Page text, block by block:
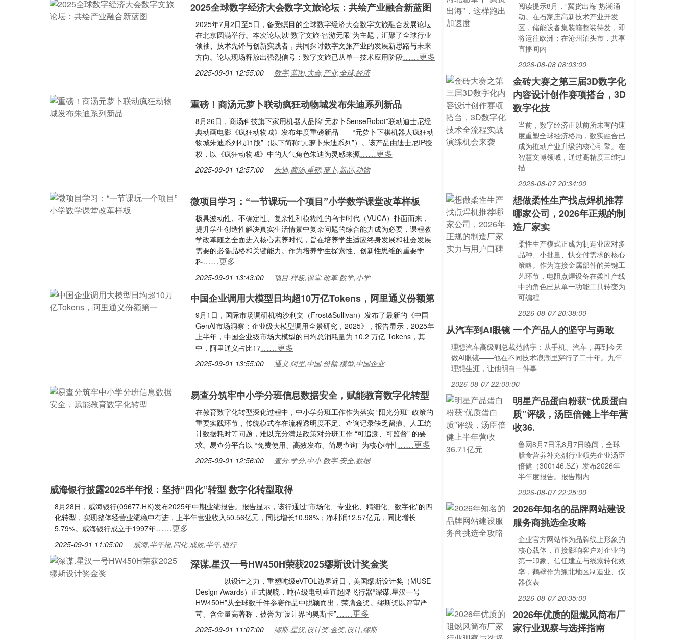
2025全球数字经济大会数字文旅论坛：共绘产业融合新蓝图
2025年7月2日至5日，备受瞩目的全球数字经济大会数字文旅融合发展论坛
在北京圆满举行。本次论坛以“数字文旅·智游无限”为主题，汇聚了全球行业
领袖、技术先锋与创新实践者，共同探讨数字文旅产业的发展新思路与未来
方向。论坛现场释放出强烈信号：数字文旅已从单一技术应用阶段……更多
2025-09-01 12:55:00 数字,蓝图,大会,产业,全球,经济
重磅！商汤元萝卜联动疯狂动物城发布朱迪系列新品
8月26日，商汤科技旗下家用机器人品牌“元萝卜SenseRobot”联动迪士尼经
典动画电影《疯狂动物城》发布年度重磅新品——“元萝卜下棋机器人疯狂动
物城朱迪系列4加1版”（以下简称“元萝卜朱迪系列”）。该产品由迪士尼IP授
权，以《疯狂动物城》中的人气角色朱迪为灵感来源……更多
2025-09-01 12:57:00 朱迪,商汤,重磅,萝卜,新品,动物
微项目学习：“一节课玩一个项目”小学数学课堂改革样板
极具波动性、不确定性、复杂性和模糊性的乌卡时代（VUCA）扑面而来，
提升学生创造性解决真实生活情景中复杂问题的综合能力成为必要，课程教
学改革随之全面进入核心素养时代，旨在培养学生适应终身发展和社会发展
需要的必备品格和关键能力。作为培养学生探索性、创新性思维的重要学
科……更多
2025-09-01 13:43:00 项目,样板,课堂,改革,数学,小学
中国企业调用大模型日均超10万亿Tokens，阿里通义份额第
9月1日，国际市场调研机构沙利文（Frost&Sullivan）发布了最新的《中国
GenAI市场洞察：企业级大模型调用全景研究，2025》，报告显示，2025年
上半年，中国企业级市场大模型的日均总消耗量为 10.2 万亿 Tokens，其
中，阿里通义占比17……更多
2025-09-01 13:55:00 通义,阿里,中国,份额,模型,中国企业
易查分筑牢中小学分班信息数据安全，赋能教育数字化转型
在教育数字化转型深化过程中，中小学分班工作作为落实 “阳光分班” 政策的
重要实践环节，传统模式存在流程透明度不足、查询记录缺乏留痕、人工统
计数据耗时等问题，难以充分满足政策对分班工作 “可追溯、可监督” 的要
求。易查分平台以 “免费使用、高效发布、简易查询” 为核心特性……更多
2025-09-01 12:56:00 查分,学分,中小,数字,安全,数据
威海银行披露2025半年报：坚持“四化”转型 数字化转型取得
8月28日，威海银行(09677.HK)发布2025年中期业绩报告。报告显示，该行通过“市场化、专业化、精细化、数字化”的四
化转型，实现整体经营业绩稳中有进，上半年营业收入50.56亿元，同比增长10.98%；净利润12.57亿元，同比增长
5.79%。威海银行成立于1997年……更多
2025-09-01 11:05:00 威海,半年报,四化,成效,半年,银行
深谋.星汉一号HW450H荣获2025缪斯设计奖金奖
————以设计之力，重塑吨级eVTOL边界近日，美国缪斯设计奖（MUSE
Design Awards）正式揭晓，吨位级电动垂直起降飞行器“深谋.星汉一号
HW450H”从全球数千件参赛作品中脱颖而出，荣膺金奖。缪斯奖以评审严
苛、含金量高著称，被誉为“设计界的奥斯卡”……更多
2025-09-01 11:07:00 缪斯,星汉,设计奖,金奖,设计,缪斯
阅读提示8月，“冀货出海”热潮涌
动。在石家庄高新技术产业开发
区，储能设备集装箱整装待发，即
将运往欧洲；在沧州泊头市，共享
直播间内
2026-08-08 08:03:00
金砖大赛之第三届3D数字化
内容设计创作赛项搭台，3D
数字化技
当前，数字经济正以前所未有的速
度重塑全球经济格局，数实融合已
成为推动产业升级的核心引擎。在
智慧文博领域，通过高精度三维扫
描
2026-08-07 20:34:00
想做柔性生产找点焊机推荐
哪家公司，2026年正规的制
造厂家实
柔性生产模式正成为制造业应对多
品种、小批量、快交付需求的核心
策略。作为连接金属部件的关键工
艺环节，电阻点焊设备在柔性产线
中的角色已从单一功能工具转变为
可编程
2026-08-07 20:38:00
从汽车到AI眼镜 一个产品人的坚守与勇敢
理想汽车高级副总裁范皓宇：从手机、汽车，再到今天
做AI眼镜——他在不同技术浪潮里穿行了二十年。九年
理想生涯，让他明白一件事
2026-08-07 22:00:00
明星产品蛋白粉获“优质蛋白
质”评级，汤臣倍健上半年营
收36.
鲁网8月7日讯8月7日晚间，全球
膳食营养补充剂行业领先企业汤臣
倍健（300146.SZ）发布2026年
半年度报告。报告期内
2026-08-07 22:25:00
2026年知名的品牌网站建设
服务商挑选全攻略
企业官方网站作为品牌线上形象的
核心载体，直接影响客户对企业的
第一印象、信任建立与线索转化效
率，鹤壁作为豫北地区制造业、仪
器仪表
2026-08-07 20:35:00
2026年优质的阻燃风筒布厂
家行业观察与选择指南